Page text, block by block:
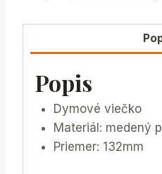
Popis
Dymové viečko
Materiál: medený
Priemer: 132mm